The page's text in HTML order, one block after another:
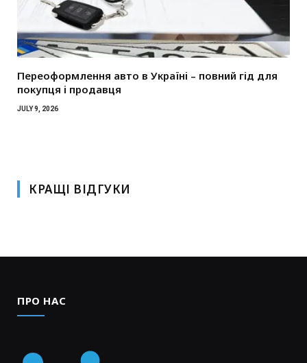
Переоформлення авто в Україні – повний гід для
покупця і продавця
JULY 9, 2026
КРАЩІ ВІДГУКИ
ПРО НАС